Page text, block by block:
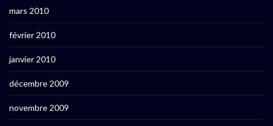
mars 2010
février 2010
janvier 2010
décembre 2009
novembre 2009